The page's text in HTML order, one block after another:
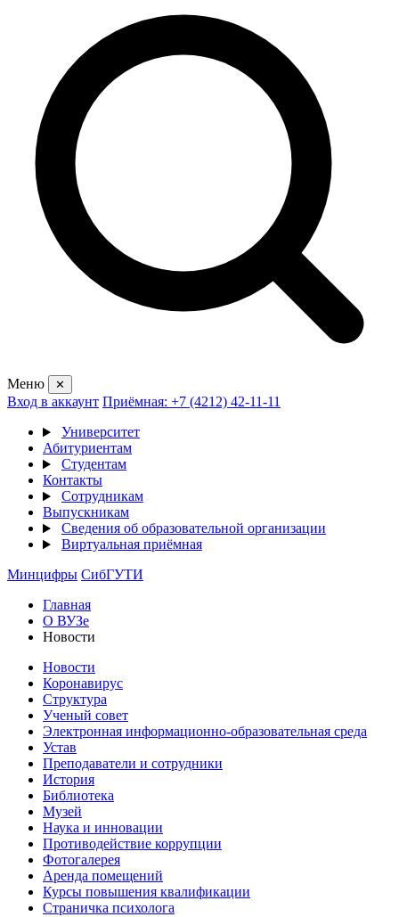
Меню ✕
Вход в аккаунт Приёмная: +7 (4212) 42-11-11
Университет
Абитуриентам
Студентам
Контакты
Сотрудникам
Выпускникам
Сведения об образовательной организации
Виртуальная приёмная
Минцифры СибГУТИ
Главная
О ВУЗе
Новости
Новости
Коронавирус
Структура
Ученый совет
Электронная информационно-образовательная среда
Устав
Преподаватели и сотрудники
История
Библиотека
Музей
Наука и инновации
Противодействие коррупции
Фотогалерея
Аренда помещений
Курсы повышения квалификации
Страничка психолога